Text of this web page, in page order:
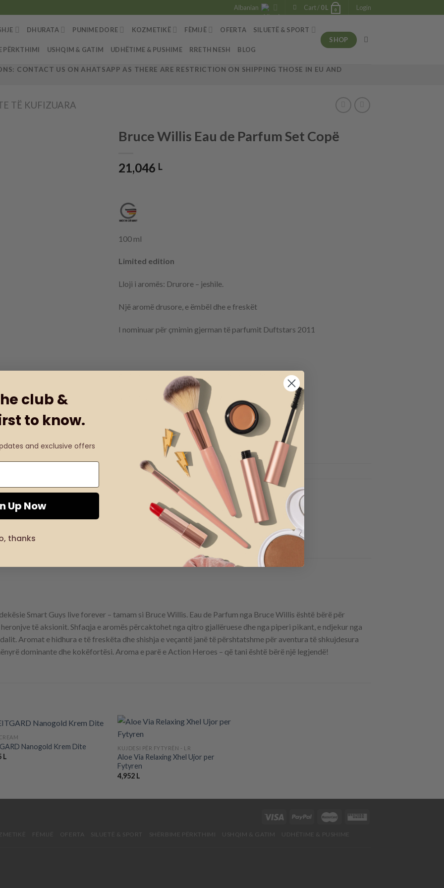
Albanian Cart /0L 0 Login
DHURATA PUNIME DORE KOZMETIKË FËMIJË OFERTA SILUETË & SPORT
PËRKTHIMI USHQIM & GATIM UDHËTIME & PUSHIME RRETH NESH BLOG
SHOP
CONTACT US ON AHATSAPP AS THERE ARE RESTRICTION ON SHIPPING THOSE IN EU AND
TË KUFIZUARA
Bruce Willis Eau de Parfum Set Copë
21,046 L
100 ml
Limited edition
Lloji i aromës: Drurore – jeshile.
Një aromë drusore, e ëmbël dhe e freskët
I nominuar për çmimin gjerman të parfumit Duftstars 2011
Koha e dorëzimit brenda 2-3 ditëve për Shqipërinë
koha brenda 6-15 ditësh për Evropën.
Add to wishlist
Product code: 30502-1
Produkte të kufizuara
Smart Guys live forever – tamam si Bruce Willis. Eau de Parfum nga Bruce Willis është bërë për
të aksionit. Shfaqja e aromës përcaktohet nga qitro gjallëruese dhe nga piperi pikant, e ndjekur nga
Aromat e hidhura e të freskëta dhe shishja e veçantë janë të përshtatshme për aventura të shkujdesura
dominante dhe kokëfortësi. Aroma e parë e Action Heroes – që tani është bërë një legjendë!
Nanogold Krem Dite
L Add to wishlist
KUJDESI PËR FYTYRËN - LR
Aloe Via Relaxing Xhel Ujor per
Fytyren
4,952 L
FËMIJË OFERTA SILUETË & SPORT SHËRBIME PËRKTHIMI USHQIM & GATIM
UDHËTIME & PUSHIME
club &
to know.
and exclusive offers
Up Now
thanks